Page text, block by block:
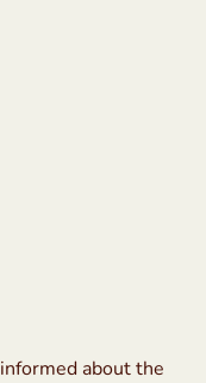
about the